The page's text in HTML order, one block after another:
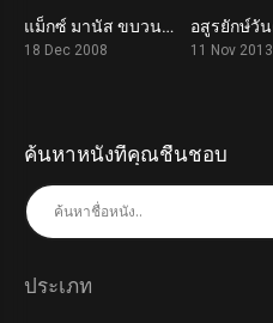
7.3แม็กซ์ มานัส ขบวนการล้างนาซี Max Manus: Man of War (2008)
18 Dec 2008 11 Nov 2013
ค้นหาหนังที่คุณชื่นชอบ
ประเภท